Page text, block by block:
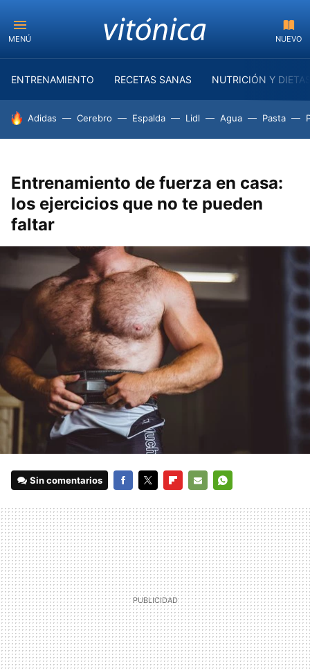
MENÚ NUEVO
ENTRENAMIENTO RECETAS SANAS NUTRICIÓN Y
HOY SE HABLA DE
Adidas Cerebro Espalda Lidl Agua Pasta
Entrenamiento de fuerza en casa:
los ejercicios que no te pueden
faltar
Sin comentarios
MAIL